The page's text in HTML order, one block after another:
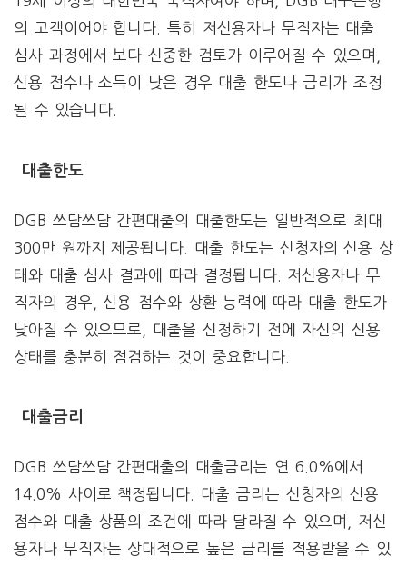
의 고객이어야 합니다. 특히 저신용자나 무직자는 대출
심사 과정에서 보다 신중한 검토가 이루어질 수 있으며,
신용 점수나 소득이 낮은 경우 대출 한도나 금리가 조정
될 수 있습니다.
대출한도
DGB 쓰담쓰담 간편대출의 대출한도는 일반적으로 최대
300만 원까지 제공됩니다. 대출 한도는 신청자의 신용 상
태와 대출 심사 결과에 따라 결정됩니다. 저신용자나 무
직자의 경우, 신용 점수와 상환 능력에 따라 대출 한도가
낮아질 수 있으므로, 대출을 신청하기 전에 자신의 신용
상태를 충분히 점검하는 것이 중요합니다.
대출금리
DGB 쓰담쓰담 간편대출의 대출금리는 연 6.0%에서
14.0% 사이로 책정됩니다. 대출 금리는 신청자의 신용
점수와 대출 상품의 조건에 따라 달라질 수 있으며, 저신
용자나 무직자는 상대적으로 높은 금리를 적용받을 수 있